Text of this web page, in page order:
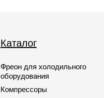
Каталог
Фреон для холодильного
оборудования
Компрессоры